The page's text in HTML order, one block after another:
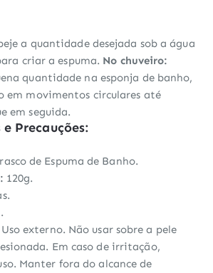
a quantidade desejada sob a água
criar a espuma. No chuveiro:
quantidade na esponja de banho,
em movimentos circulares até
em seguida.
Precauções:
de Espuma de Banho.
120g.
Uso externo. Não usar sobre a pele
Em caso de irritação,
Manter fora do alcance de